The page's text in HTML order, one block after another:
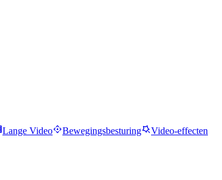
Lange Video Bewegingsbesturing Video-effecten